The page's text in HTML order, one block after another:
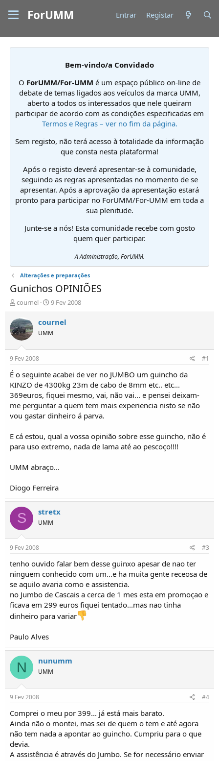
ForUMM Entrar Registar
Bem-vindo/a Convidado
O ForUMM/For-UMM é um espaço público on-line de
debate de temas ligados aos veículos da marca UMM,
aberto a todos os interessados que nele queiram
participar de acordo com as condições especificadas em
Termos e Regras – ver no fim da página.
Sem registo, não terá acesso à totalidade da informação
que consta nesta plataforma!
Após o registo deverá apresentar-se à comunidade,
seguindo as regras apresentadas no momento de se
apresentar. Após a aprovação da apresentação estará
pronto para participar no ForUMM/For-UMM em toda a
sua plenitude.
Junte-se a nós! Esta comunidade recebe com gosto
quem quer participar.
A Administração, ForUMM.
Alterações e preparações
Gunichos OPINIÕES
I
n
i
c
i
d
o
r
d
e
T
ó
p
c
s
cournel
D
a
t
d
í
c
i
o
9 Fev 2008
cournel
UMM
9 Fev 2008 #1
É o seguinte acabei de ver no JUMBO um guincho da
KINZO de 4300kg 23m de cabo de 8mm etc.. etc...
369euros, fiquei mesmo, vai, não vai... e pensei deixam-
me perguntar a quem tem mais experiencia nisto se não
vou gastar dinheiro á parva.
E cá estou, qual a vossa opinião sobre esse guincho, não é
para uso extremo, nada de lama até ao pescoço!!!!
UMM abraço...
Diogo Ferreira
S stretx
UMM
9 Fev 2008 #3
tenho ouvido falar bem desse guinxo apesar de nao ter
ninguem conhecido com um...e ha muita gente receosa de
se aquilo avaria como e assistencia.
no Jumbo de Cascais a cerca de 1 mes esta em promoçao e
ficava em 299 euros fiquei tentado...mas nao tinha
dinheiro para variar
Paulo Alves
N nunumm
UMM
9 Fev 2008 #4
Comprei o meu por 399... já está mais barato.
Ainda não o montei, mas sei de quem o tem e até agora
não tem nada a apontar ao guincho. Cumpriu para o que
devia.
A assistência é através do Jumbo. Se for necessário enviar